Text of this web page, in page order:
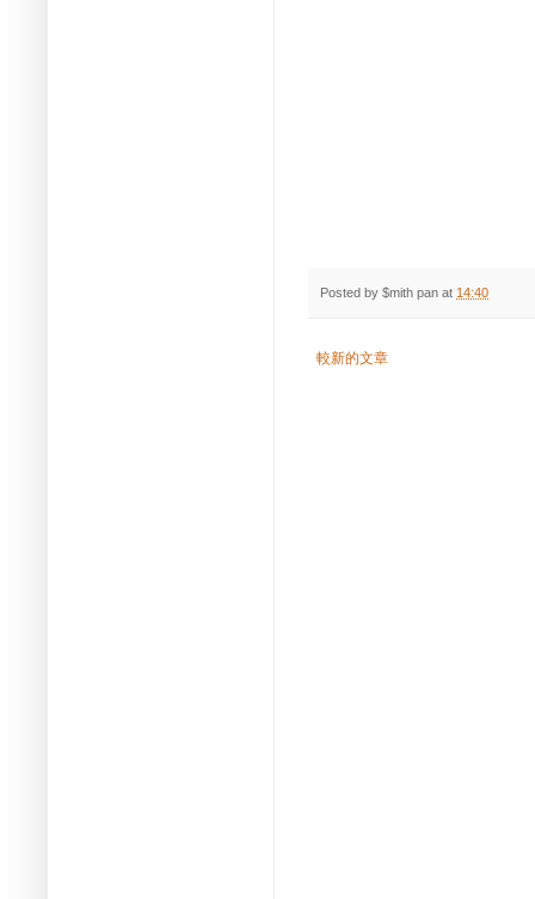
Posted by $mith pan at 14:40
較新的文章